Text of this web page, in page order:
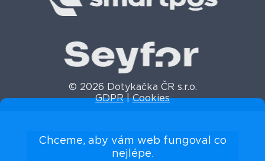
© 2026 Dotykačka ČR s.r.o.
GDPR|Cookies
Chceme, aby vám web fungoval co
nejlépe.